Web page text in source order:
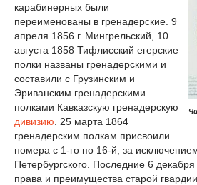
карабинерных были
переименованы в гренадерские. 9
апреля 1856 г. Мингрельский, 10
августа 1858 Тифлисский егерские
полки названы гренадерскими и
составили с Грузинским и
Эриванским гренадерскими
полками Кавказскую гренадерскую
дивизию . 25 марта 1864
гренадерским полкам присвоили
номера с 1-го по 16-й, за
Петербургского. Последние 6
права и преимущества старой гвардии.